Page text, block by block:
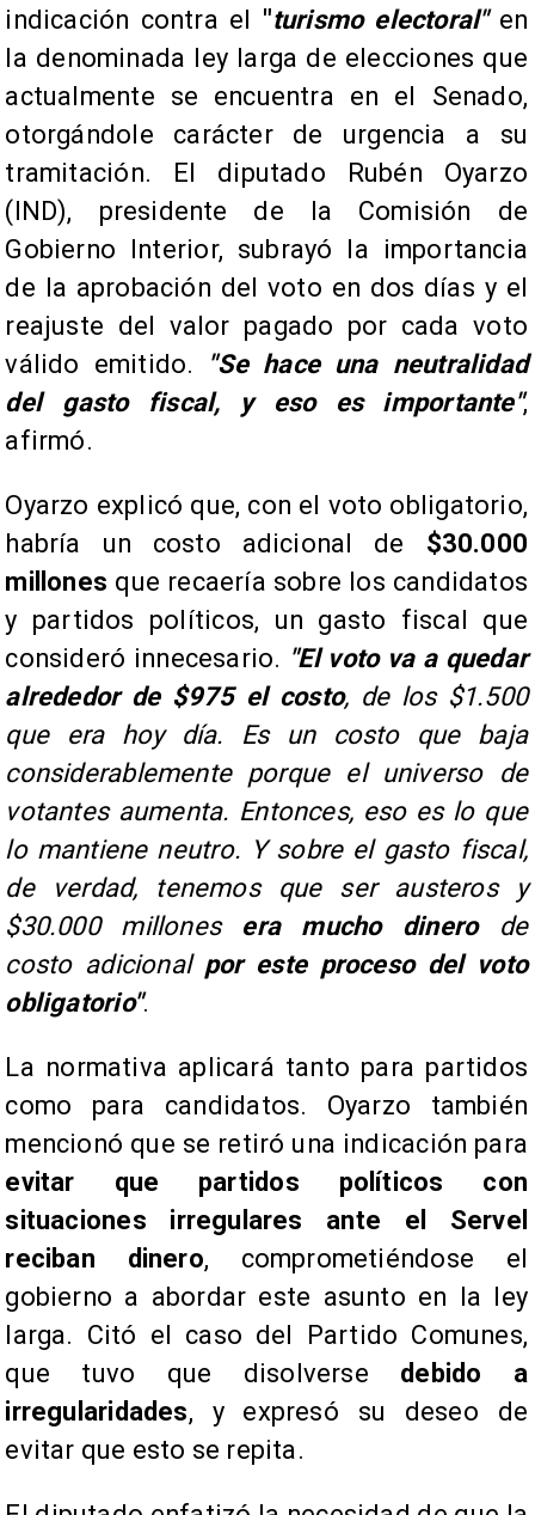
indicación contra el "turismo electoral"en
la denominada ley larga de elecciones que
actualmente se encuentra en el Senado,
otorgándole carácter de urgencia a su
tramitación. El diputado Rubén Oyarzo
(IND), presidente de la Comisión de
Gobierno Interior, subrayó la importancia
de la aprobación del voto en dos días y el
reajuste del valor pagado por cada voto
válido emitido.
"Se hace una neutralidad
del gasto fiscal, y eso es importante",
afirmó.
Oyarzo explicó que, con el voto obligatorio,
habría un costo adicional de $30.000
millones que recaería sobre los candidatos
y partidos políticos, un gasto fiscal que
consideró innecesario. "El voto va a quedar
alrededor de $975 el costo, de los $1.500
que era hoy día. Es un costo que baja
considerablemente porque el universo de
votantes aumenta. Entonces, eso es lo que
lo mantiene neutro. Y sobre el gasto fiscal,
de verdad, tenemos que ser austeros y
$30.000 millonesera mucho dinero de
costo adicional por este proceso del voto
obligatorio".
La normativa aplicará tanto para partidos
como para candidatos. Oyarzo también
mencionó que se retiró una indicación para
evitar que partidos políticos con
situaciones irregulares ante el Servel
reciban dinero, comprometiéndose el
gobierno a abordar este asunto en la ley
larga. Citó el caso del Partido Comunes,
que tuvo que disolverse debido a
irregularidades, y expresó su deseo de
evitar que esto se repita.